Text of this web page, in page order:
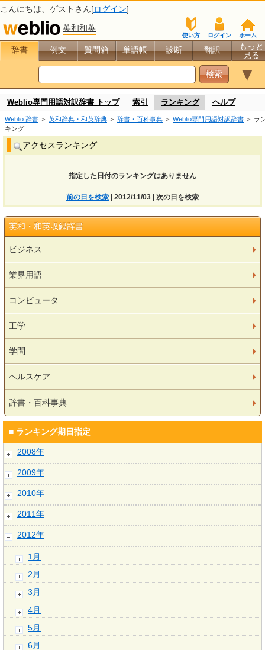
こんにちは、 ゲスト さん[ログイン]
英和和英
ホーム
ログイン
使い方
辞書 例文 質問箱 単語帳 診断 翻訳
もっと
見る
▼
Weblio専門用語対訳辞書 トップ 索引 ランキング ヘルプ
Weblio 辞書 ＞ 英和辞典・和英辞典 ＞ 辞書・百科事典 ＞ Weblio専門用語対訳辞書 ＞ ラ
キング
アクセスランキング
指定した日付のランキングはありません
前の日を検索 | 2012/11/03 | 次の日を検索
英和・和英収録辞書
ビジネス
業界用語
コンピュータ
工学
学問
ヘルスケア
辞書・百科事典
■ ランキング期日指定
2008年
2009年
2010年
2011年
2012年
1月
2月
3月
4月
5月
6月